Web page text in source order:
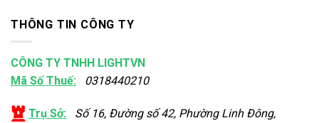
THÔNG TIN CÔNG TY
CÔNG TY TNHH LIGHTVN
Mã Số Thuế: 0318440210
Trụ Sở: Số 16, Đường số 42, Phường Linh Đông,